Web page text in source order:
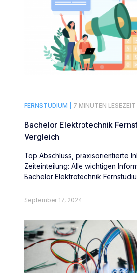
FERNSTUDIUM | 7 MINUTEN LESEZEIT
Bachelor Elektrotechnik
Vergleich
Top Abschluss, praxisorientierte
Zeiteinteilung: Alle wichtigen
Bachelor Elektrotechnik
September 17, 2024